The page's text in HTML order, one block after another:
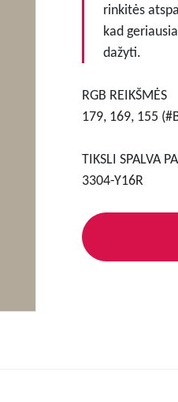
rinkitės
kad
dažyti.
RGB REIKŠMĖS
179, 169, 155
TIKSLI SPALVA
3304-Y16R